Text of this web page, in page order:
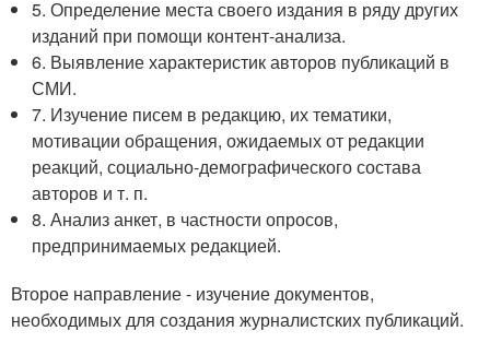
5. Определение места своего издания в ряду других
изданий при помощи контент-анализа.
6. Выявление характеристик авторов публикаций в
СМИ.
7. Изучение писем в редакцию, их тематики,
мотивации обращения, ожидаемых от редакции
реакций, социально-демографического состава
авторов и т. п.
8. Анализ анкет, в частности опросов,
предпринимаемых редакцией.
Второе направление - изучение документов,
необходимых для создания журналистских публикаций.